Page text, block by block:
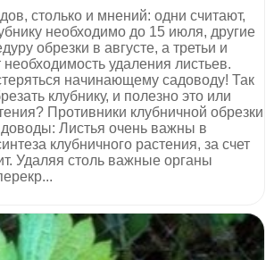
столько и мнений: одни считают,
необходимо до 15 июля, другие
обрезки в августе, а третьи и
удаления листьев.
начинающему садоводу! Так
клубнику, и полезно это или
Противники клубничной обрезки
доводы: Листья очень важны в
клубничного растения, за счет
Удаляя столь важные органы